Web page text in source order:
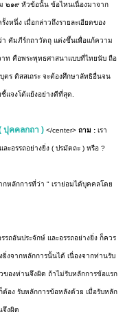
๒๑๙ หัวข้อนั้น ข้อไหนเนื่องมาจาก
หนึ่ง เมื่อกล่าวถึงรายละเอียดของ
คัมภีร์กถาวัตถุ แต่งขึ้นเพื่อแก้ความ
าท คือพระพุทธศาสนาแบบที่ไทยนับ ถือ
ตร ติสสเถระ จะต้องศึกษาลัทธิอื่นจน
แจงโต้แย้งอย่างดีที่สุด.
ปุคคลกถา ) </center>ถาม :เรา
ะอรรถอย่างยิ่ง ( ปรมัตถะ ) หรือ ?
กหลักการที่ว่า " เราย่อมได้บุคคลโดย
ถอันประจักษ์ และอรรถอย่างยิ่ง ก็ควร
ยิ่งจากหลักการนั้นได้ เนื่องจากท่านรับ
ของท่านจึงผิด ถ้าไม่รับหลักการข้อแรก
อง รับหลักการข้อหลังด้วย เมื่อรับหลัก
จึงผิด